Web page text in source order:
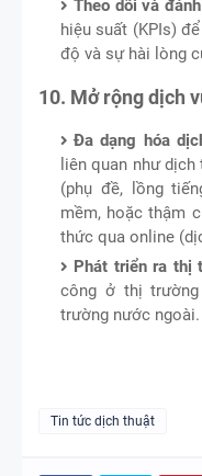
Theo dõi và
hiệu suất (KPIs)
độ và sự hài lòng
10. Mở rộng dịch
Đa dạng hóa
liên quan như
(phụ đề, lồng
mềm, hoặc thậm
thức qua online
Phát triển ra thị
công ở thị
trường nước ngoài.
Tin tức dịch thuật